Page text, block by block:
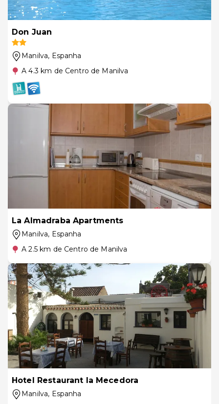
Don Juan
Manilva, Espanha
A 4.3 km de Centro de Manilva
La Almadraba Apartments
Manilva, Espanha
A 2.5 km de Centro de Manilva
Hotel Restaurant la Mecedora
Manilva, Espanha